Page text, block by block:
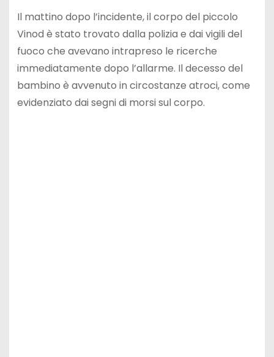
Il mattino dopo l’incidente, il corpo del piccolo
Vinod è stato trovato dalla polizia e dai vigili del
fuoco che avevano intrapreso le ricerche
immediatamente dopo l’allarme. Il decesso del
bambino è avvenuto in circostanze atroci, come
evidenziato dai segni di morsi sul corpo.